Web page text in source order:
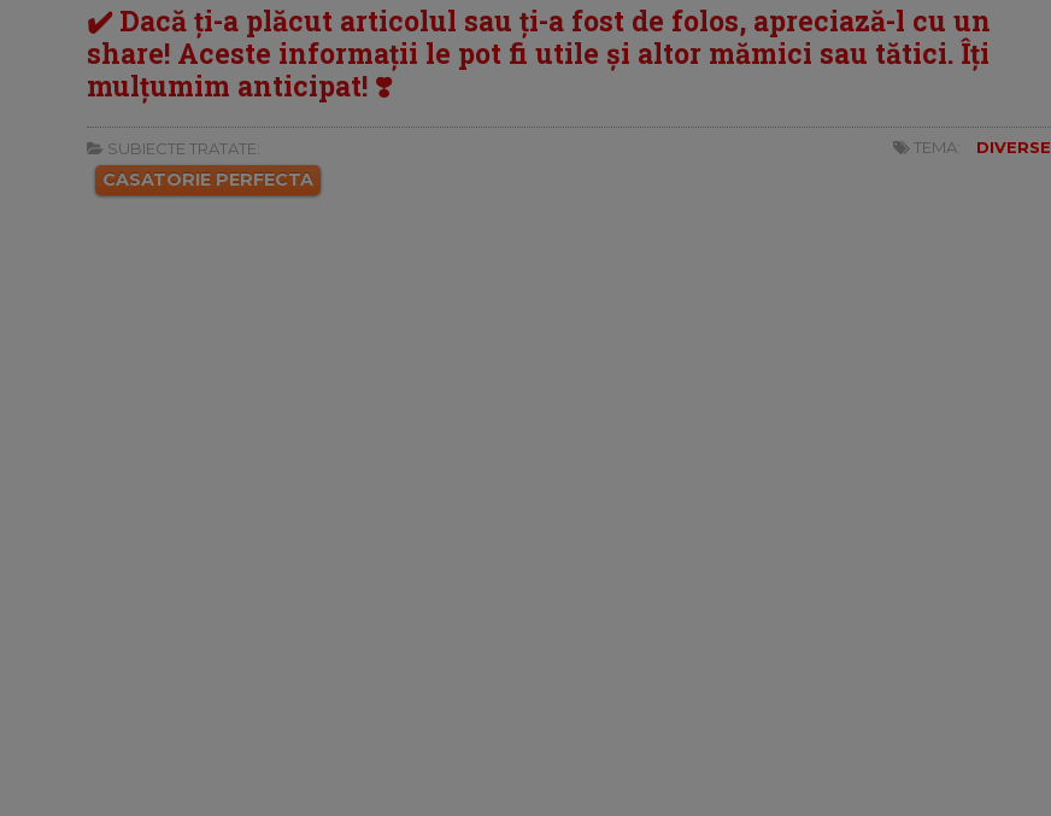
✔️ Dacă ți-a plăcut articolul sau ți-a fost de folos, apreciază-l cu un
share! Aceste informații le pot fi utile și altor mămici sau tătici. Îți
mulțumim anticipat! ❣️
SUBIECTE TRATATE:
CASATORIE PERFECTA
TEMA: DIVERSE